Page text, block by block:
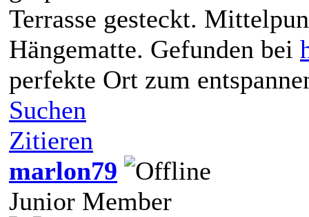
Terrasse gesteckt.
Hängematte. Gefunden bei
perfekte Ort zum
Suchen
Zitieren
marlon79
Junior Member